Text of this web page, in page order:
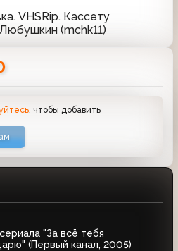
VHSRip. Кассету
(mchk11)
, чтобы добавить
"За всё тебя
(Первый канал, 2005)